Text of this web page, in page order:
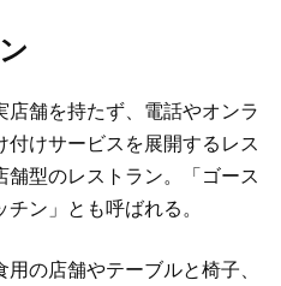
舗を持たず、電話やオンラ
けサービスを展開するレス
舗型のレストラン。「ゴース
ン」とも呼ばれる。
の店舗やテーブルと椅子、